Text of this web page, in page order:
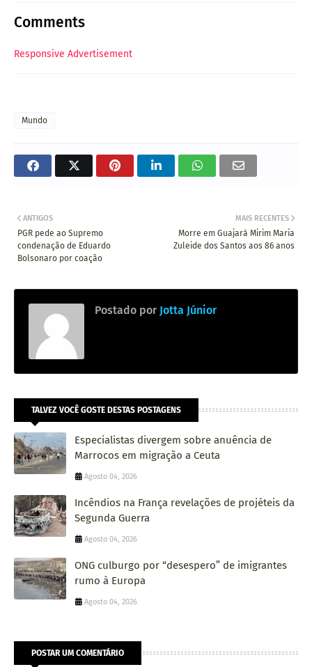
Comments
Responsive Advertisement
Mundo
MAIS RECENTES
Morre em Guajará Mirim Maria
Zuleide dos Santos aos 86 anos
ANTIGOS
PGR pede ao Supremo
condenação de Eduardo
Bolsonaro por coação
Postado por Jotta Júnior
TALVEZ VOCÊ GOSTE DESTAS POSTAGENS
Especialistas divergem sobre anuência de
Marrocos em migração a Ceuta
Agosto 04, 2026
Incêndios na França revelações de projéteis da
Segunda Guerra
Agosto 04, 2026
ONG culburgo por “desespero” de imigrantes
rumo à Europa
Agosto 04, 2026
POSTAR UM COMENTÁRIO